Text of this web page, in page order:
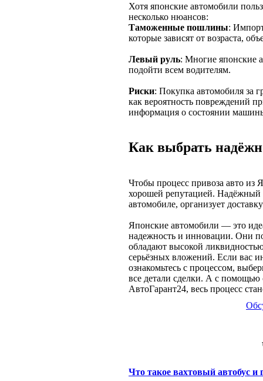
Хотя японские автомобили
несколько нюансов:
Таможенные пошлины:
которые зависят от возраста,
Левый руль: Многие японские
подойти всем водителям.
Риски: Покупка автомобиля за
как вероятность повреждений
информация о состоянии
Как выбрать
Чтобы процесс привоза авто
хорошей репутацией. Надёжный
автомобиле, организует
Японские автомобили — это
надежность и инновации. Они
обладают высокой
серьёзных вложений. Если вас
ознакомьтесь с процессом,
все детали сделки. А с
АвтоГарант24, весь процесс
Что такое вахтовый автобус и